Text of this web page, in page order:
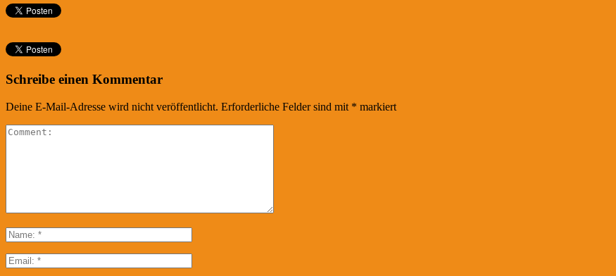
Schreibe einen Kommentar
Deine E-Mail-Adresse wird nicht veröffentlicht. Erforderliche Felder sind mit * markiert